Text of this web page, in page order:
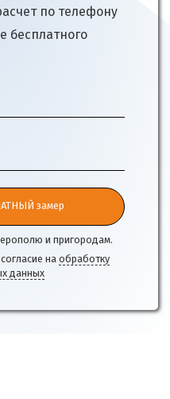
по телефону
бесплатного
замер
и пригородам.
на обработку
данных